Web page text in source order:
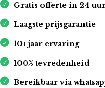
Gratis offerte in 24
Laagste prijsgarantie
10+ jaar ervaring
100% tevredenheid
Bereikbaar via